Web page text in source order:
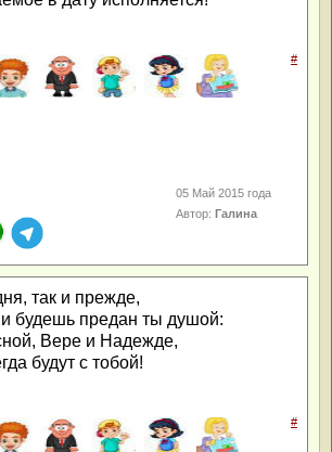
#
05 Май 2015 года
Автор:Галина
так и прежде,
будешь предан ты душой:
Вере и Надежде,
будут с тобой!
#